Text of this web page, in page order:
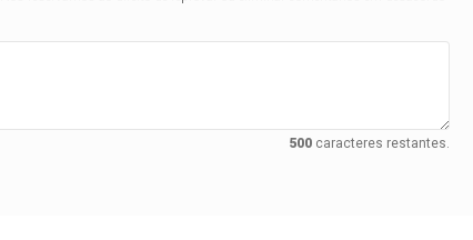
500caracteres restantes.